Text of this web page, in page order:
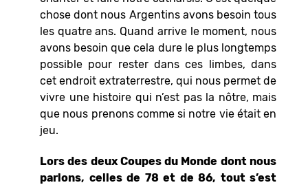
chose dont nous Argentins avons besoin tous
les quatre ans. Quand arrive le moment, nous
avons besoin que cela dure le plus longtemps
possible pour rester dans ces limbes, dans
cet endroit extraterrestre, qui nous permet de
vivre une histoire qui n’est pas la nôtre, mais
que nous prenons comme si notre vie était en
jeu.
Lors des deux Coupes du Monde dont nous
parlons, celles de 78 et de 86, tout s’est